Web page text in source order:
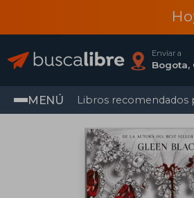
Enviar a
MENÚ Libros recomendados